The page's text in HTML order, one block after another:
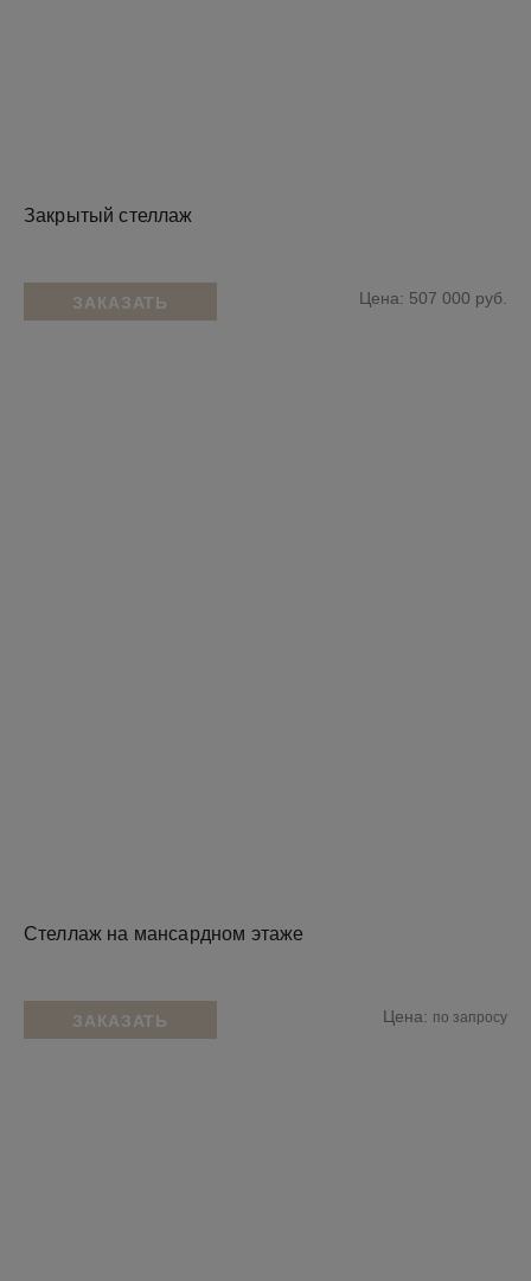
Закрытый стеллаж
ЗАКАЗАТЬ Цена: 507 000 руб.
Стеллаж на мансардном этаже
ЗАКАЗАТЬ Цена: по запросу